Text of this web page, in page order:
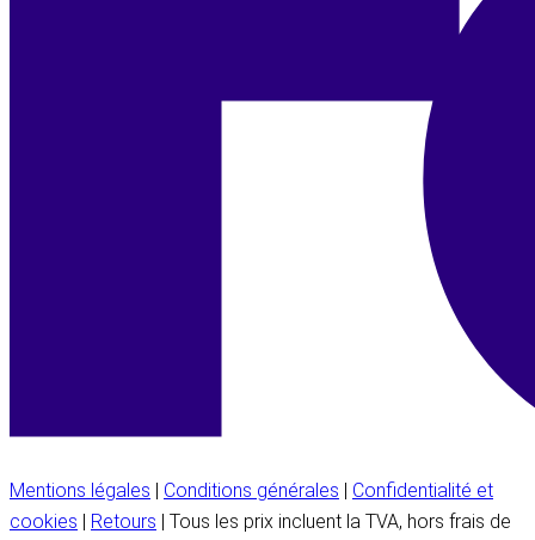
Mentions légales | Conditions générales | Confidentialité et
cookies | Retours | Tous les prix incluent la TVA, hors frais de